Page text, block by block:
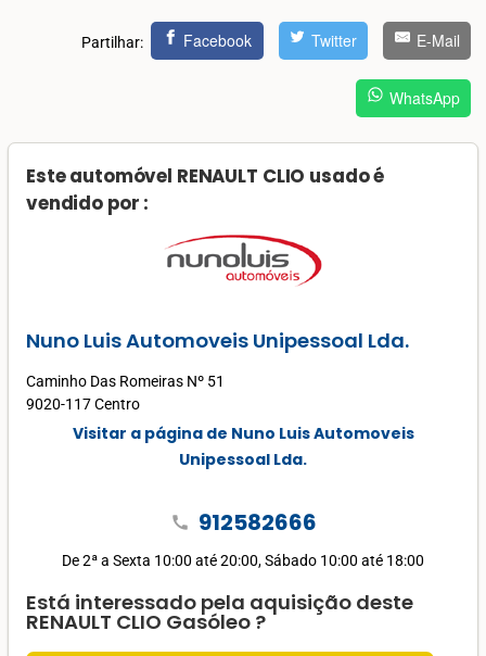
Partilhar: Facebook Twitter E-Mail
WhatsApp
Este automóvel RENAULT CLIO usado é
vendido por :
Nuno Luis Automoveis Unipessoal Lda.
Caminho Das Romeiras Nº 51
9020-117 Centro
Visitar a página de Nuno Luis Automoveis
Unipessoal Lda.
call 912582666
De 2ª a Sexta 10:00 até 20:00, Sábado 10:00 até 18:00
Está interessado pela aquisição deste
RENAULT CLIO Gasóleo ?